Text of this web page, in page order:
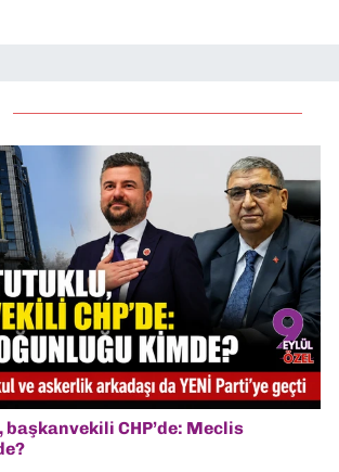
CHP’de: Meclis